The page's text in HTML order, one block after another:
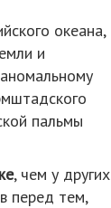
океана,
и
пальмы
, чем у других
перед тем,